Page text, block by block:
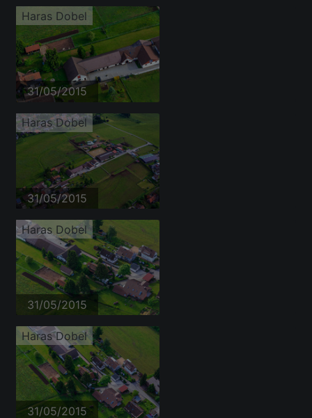
Haras Dobel
31/05/2015
Haras Dobel
31/05/2015
Haras Dobel
31/05/2015
Haras Dobel
31/05/2015